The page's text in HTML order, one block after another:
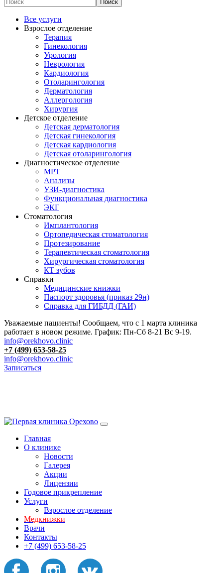
Все услуги
Взрослое отделение
Терапия
Гинекология
Урология
Неврология
Кардиология
Отоларингология
Дерматология
Аллергология
Хирургия
Детское отделение
Детская дерматология
Детская гинекология
Детская кардиология
Детская отоларингология
Диагностическое отделение
МРТ
Анализы
УЗИ-диагностика
Функциональная диагностика
ЭКГ
Стоматология
Имплантология
Ортопедическая стоматология
Протезирование
Терапевтическая стоматология
Хирургическая стоматология
КТ зубов
Справки
Медицинские книжки
Паспорт здоровья (приказ 29н)
Справка для ГИБДД (ГАИ)
Уважаемые пациенты! Сообщаем, что с 1 марта клиника
работает в новом режиме. График: Пн-Сб 8-21 Вс 9-19.
info@orekhovo.clinic
+7 (499) 653-58-25
info@orekhovo.clinic
Записаться
Главная
О клинике
Новости
Галерея
Акции
Лицензии
Годовое прикрепление
Услуги
Взрослое отделение
Медкнижки
Врачи
Контакты
+7 (499) 653-58-25